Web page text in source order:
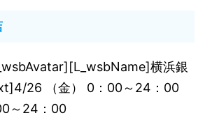
横浜銀
26 （金） 0：00～24：00
～24：00